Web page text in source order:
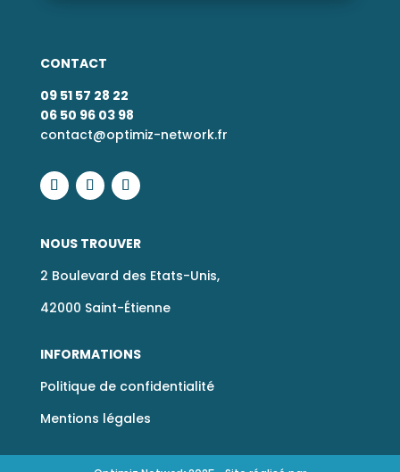
CONTACT
09 51 57 28 22
06 50 96 03 98
contact@optimiz-network.fr
NOUS TROUVER
2 Boulevard des Etats-Unis,
42000 Saint-Étienne
INFORMATIONS
Politique de confidentialité
Mentions légales